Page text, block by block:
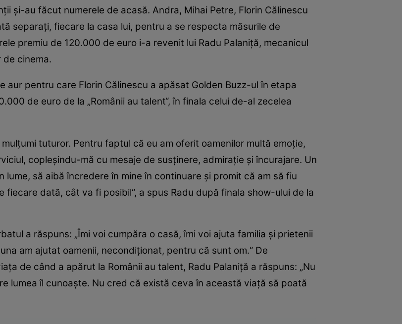
şi-au făcut numerele de acasă. Andra, Mihai Petre, Florin Călinescu
separaţi, fiecare la casa lui, pentru a se respecta măsurile de
premiu de 120.000 de euro i-a revenit lui Radu Palaniţă, mecanicul
cinema.
aur pentru care Florin Călinescu a apăsat Golden Buzz-ul în etapa
de euro de la „Românii au talent“, în finala celui de-al zecelea
tuturor. Pentru faptul că eu am oferit oamenilor multă emoţie,
copleşindu-mă cu mesaje de susţinere, admiraţie şi încurajare. Un
să aibă încredere în mine în continuare şi promit că am să fiu
dată, cât va fi posibil“, a spus Radu după finala show-ului de la
a răspuns: „Îmi voi cumpăra o casă, îmi voi ajuta familia şi prietenii
am ajutat oamenii, necondiţionat, pentru că sunt om.“ De
de când a apărut la Românii au talent, Radu Palaniţă a răspuns: „Nu
lumea îl cunoaşte. Nu cred că există ceva în această viaţă să poată